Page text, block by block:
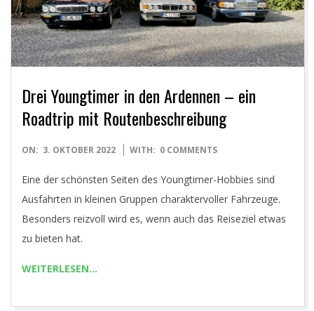
Drei Youngtimer in den Ardennen – ein
Roadtrip mit Routenbeschreibung
2022-
ON: 3. OKTOBER 2022 WITH: 0 COMMENTS
Eine der schönsten Seiten des Youngtimer-Hobbies sind
Ausfahrten in kleinen Gruppen charaktervoller Fahrzeuge.
Besonders reizvoll wird es, wenn auch das Reiseziel etwas
zu bieten hat.
WEITERLESEN…